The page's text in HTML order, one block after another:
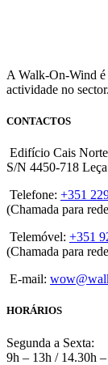
A Walk-On-Wind é
actividade no sector.
CONTACTOS
Edifício Cais
S/N 4450-718
Telefone: +351
(Chamada para
Telemóvel: +351
(Chamada para
E-mail:
HORÁRIOS
Segunda a Sexta:
9h – 13h / 14.30h